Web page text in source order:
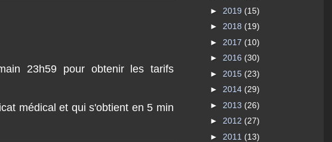
23h59 pour obtenir les tarifs
médical et qui s'obtient en 5 min
► 2019 (15)
► 2018 (19)
► 2017 (10)
► 2016 (30)
► 2015 (23)
► 2014 (29)
► 2013 (26)
► 2012 (27)
► 2011 (13)